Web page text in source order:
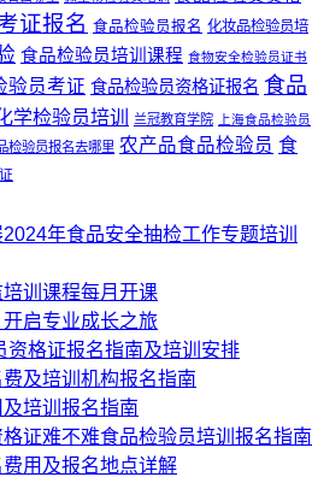
证报名 食品检验员报名 化妆品检验员培
食品检验员培训课程 食物安全检验员证书
验员考证 食品检验员资格证报名 食品
学检验员培训 兰冠教育学院
上海食品检验员
检验员报名去哪里 农产品食品检验员 食
年食品安全抽检工作专题培训
训课程每月开课
启专业成长之旅
资格证报名指南及培训安排
及培训机构报名指南
及培训报名指南
证难不难食品检验员培训报名指南
用及报名地点详解